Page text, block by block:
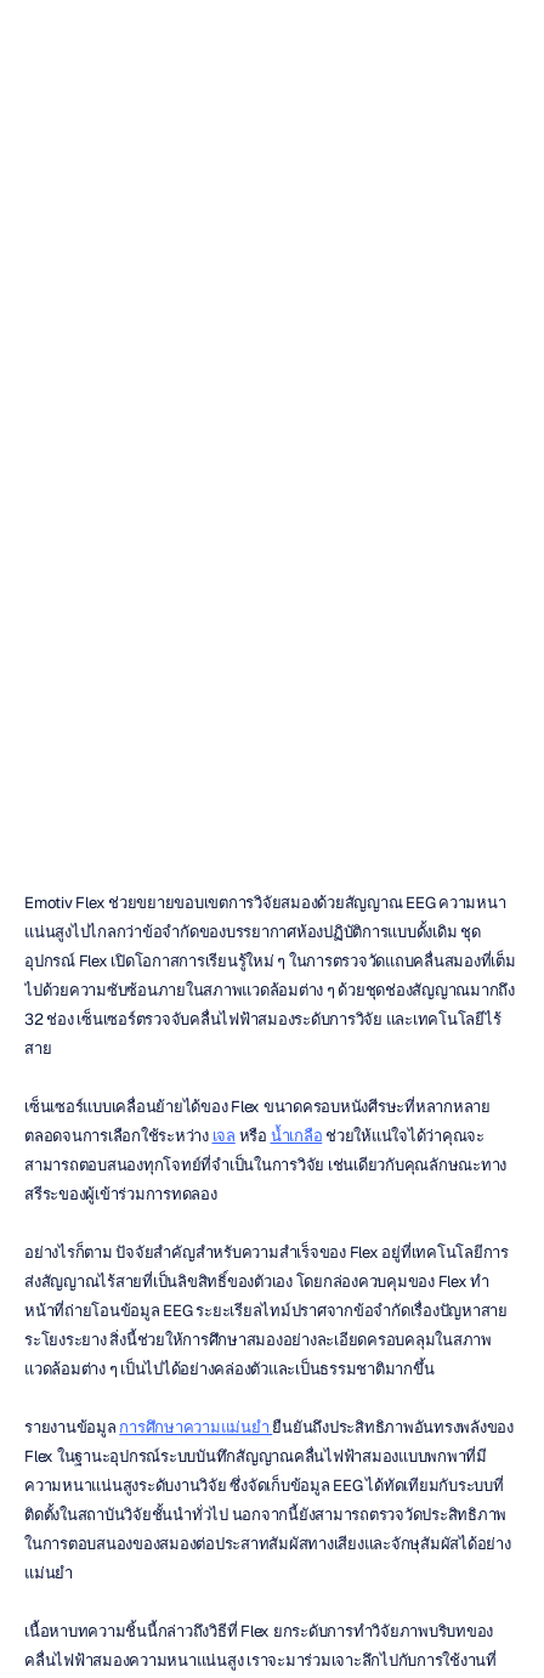
Emotiv Flex ช่วยขยายขอบเขตการวิจัยสมองด้วยสัญญาณ EEG ความหนา
แน่นสูงไปไกลกว่าข้อจำกัดของบรรยากาศห้องปฏิบัติการแบบดั้งเดิม ชุด
อุปกรณ์ Flex เปิดโอกาสการเรียนรู้ใหม่ ๆ ในการตรวจวัดแถบคลื่นสมองที่เต็ม
ไปด้วยความซับซ้อนภายในสภาพแวดล้อมต่าง ๆ ด้วยชุดช่องสัญญาณมากถึง
32 ช่อง เซ็นเซอร์ตรวจจับคลื่นไฟฟ้าสมองระดับการวิจัย และเทคโนโลยีไร้
สาย
เซ็นเซอร์แบบเคลื่อนย้ายได้ของ Flex ขนาดครอบหนังศีรษะที่หลากหลาย
ตลอดจนการเลือกใช้ระหว่าง เจล หรือ น้ำเกลือ ช่วยให้แน่ใจได้ว่าคุณจะ
สามารถตอบสนองทุกโจทย์ที่จำเป็นในการวิจัย เช่นเดียวกับคุณลักษณะทาง
สรีระของผู้เข้าร่วมการทดลอง
อย่างไรก็ตาม ปัจจัยสำคัญสำหรับความสำเร็จของ Flex อยู่ที่เทคโนโลยีการ
ส่งสัญญาณไร้สายที่เป็นลิขสิทธิ์ของตัวเอง โดยกล่องควบคุมของ Flex ทำ
หน้าที่ถ่ายโอนข้อมูล EEG ระยะเรียลไทม์ปราศจากข้อจำกัดเรื่องปัญหาสาย
ระโยงระยาง สิ่งนี้ช่วยให้การศึกษาสมองอย่างละเอียดครอบคลุมในสภาพ
แวดล้อมต่าง ๆ เป็นไปได้อย่างคล่องตัวและเป็นธรรมชาติมากขึ้น
รายงานข้อมูล การศึกษาความแม่นยำ ยืนยันถึงประสิทธิภาพอันทรงพลังของ
Flex ในฐานะอุปกรณ์ระบบบันทึกสัญญาณคลื่นไฟฟ้าสมองแบบพกพาที่มี
ความหนาแน่นสูงระดับงานวิจัย ซึ่งจัดเก็บข้อมูล EEG ได้ทัดเทียมกับระบบที่
ติดตั้งในสถาบันวิจัยชั้นนำทั่วไป นอกจากนี้ยังสามารถตรวจวัดประสิทธิภาพ
ในการตอบสนองของสมองต่อประสาทสัมผัสทางเสียงและจักษุสัมผัสได้อย่าง
แม่นยำ
เนื้อหาบทความชิ้นนี้กล่าวถึงวิธีที่ Flex ยกระดับการทำวิจัยภาพบริบทของ
คลื่นไฟฟ้าสมองความหนาแน่นสูง เราจะมาร่วมเจาะลึกไปกับการใช้งานที่